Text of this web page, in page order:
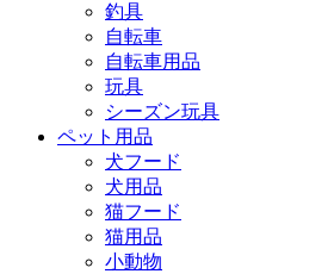
釣具
自転車
自転車用品
玩具
シーズン玩具
ペット用品
犬フード
犬用品
猫フード
猫用品
小動物